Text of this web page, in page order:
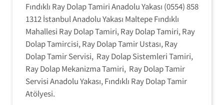
Fındıklı Ray Dolap Tamiri Anadolu Yakası (0554) 858
1312 İstanbul Anadolu Yakası Maltepe Fındıklı
Mahallesi Ray Dolap Tamiri, Ray Dolap Tamiri, Ray
Dolap Tamircisi, Ray Dolap Tamir Ustası, Ray
Dolap Tamir Servisi, Ray Dolap Sistemleri Tamiri,
Ray Dolap Mekanizma Tamiri, Ray Dolap Tamir
Servisi Anadolu Yakası, Fındıklı Ray Dolap Tamir
Atölyesi.